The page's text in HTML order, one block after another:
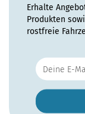
Erhalte
Produkten
rostfreie